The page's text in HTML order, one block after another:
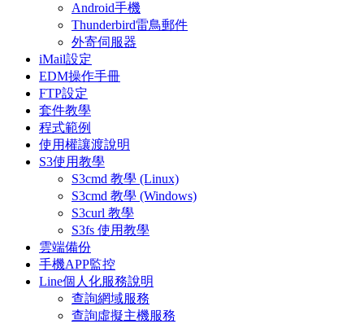
Android手機
Thunderbird雷鳥郵件
外寄伺服器
iMail設定
EDM操作手冊
FTP設定
套件教學
程式範例
使用權讓渡說明
S3使用教學
S3cmd 教學 (Linux)
S3cmd 教學 (Windows)
S3curl 教學
S3fs 使用教學
雲端備份
手機APP監控
Line個人化服務說明
查詢網域服務
查詢虛擬主機服務